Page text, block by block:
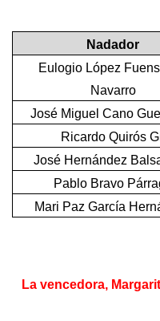
Nadador
Eulogio López
Navarro
José Miguel Cano
Ricardo Quirós
José Hernández
Pablo Bravo
Mari Paz García
La vencedora,